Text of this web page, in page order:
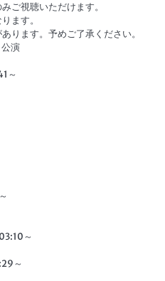
ご視聴いただけます。
ます。
ります。予めご了承ください。
演
～
～
～